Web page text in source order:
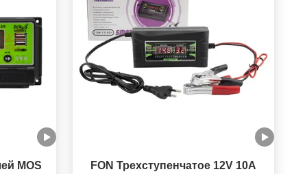
MOS
FON Трехступенчатое 12V 10A